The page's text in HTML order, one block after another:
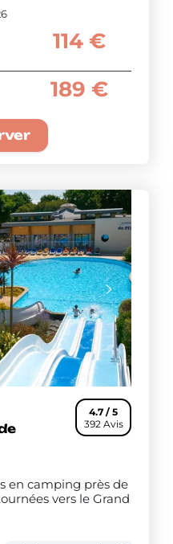
114 €
189 €
4.7 / 5
392 Avis
en camping près de
vers le Grand